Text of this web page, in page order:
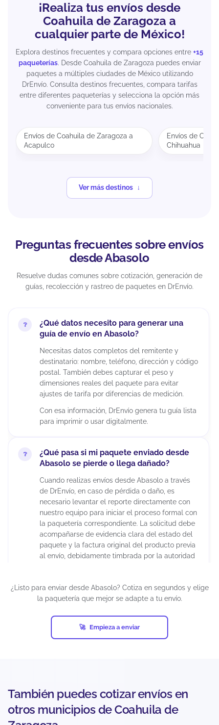
¡Realiza tus envíos desde
Coahuila de Zaragoza a
cualquier parte de México!
Explora destinos frecuentes y compara opciones entre +15
paqueterías. Desde Coahuila de Zaragoza puedes enviar
paquetes a múltiples ciudades de México utilizando
DrEnvío. Consulta destinos frecuentes, compara tarifas
entre diferentes paqueterías y selecciona la opción más
conveniente para tus envíos nacionales.
Envíos de Coahuila de Zaragoza a
Acapulco
Envíos de
Chihuahua
Ver más destinos
Preguntas frecuentes sobre envíos
desde Abasolo
Resuelve dudas comunes sobre cotización, generación de
guías, recolección y rastreo de paquetes en DrEnvío.
¿Qué datos necesito para generar una
guía de envío en Abasolo?
Necesitas datos completos del remitente y
destinatario: nombre, teléfono, dirección y código
postal. También debes capturar el peso y
dimensiones reales del paquete para evitar
ajustes de tarifa por diferencias de medición.
Con esa información, DrEnvío genera tu guía lista
para imprimir o usar digitalmente.
¿Qué pasa si mi paquete enviado desde
Abasolo se pierde o llega dañado?
Cuando realizas envíos desde Abasolo a través
de DrEnvío, en caso de pérdida o daño, es
necesario levantar el reporte directamente con
nuestro equipo para iniciar el proceso formal con
la paquetería correspondiente. La solicitud debe
acompañarse de evidencia clara del estado del
paquete y la factura original del producto previa
al envío, debidamente timbrada por la autoridad
evaluación de la empresa de mensajería, ya que
cada transportista cuenta con sus propios
Los tiempos de resolución pueden extenderse
varias semanas debido a los procesos internos
¿Hay un límite de peso o tamaño para
envíos desde Abasolo?
¿Listo para enviar desde Abasolo? Cotiza en segundos y elige
la paquetería que mejor se adapte a tu envío.
Empieza a enviar
También puedes cotizar envíos en
otros municipios de Coahuila de